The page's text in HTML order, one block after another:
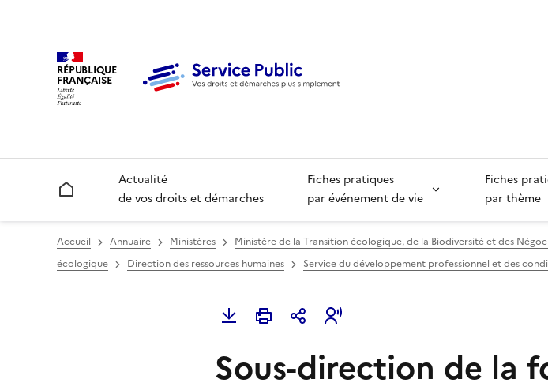
RÉPUBLIQUE
FRANÇAISE
Accueil
Actualité
de vos droits et démarches
Fiches pratiques
par événement de vie
Fiches
par thème
Accueil Annuaire Ministères Ministère de la Transition écologique, de la Biodiversité et des
écologique
Direction des ressources humaines Service du développement professionnel et des
Sous-direction de la